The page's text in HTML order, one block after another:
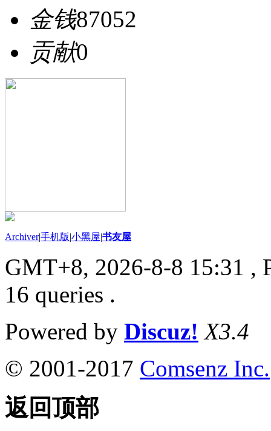
金钱87052
贡献0
Archiver|手机版|小黑屋|书友屋
GMT+8, 2026-8-8 15:31 ,
16 queries .
Powered by Discuz! X3.4
© 2001-2017 Comsenz Inc.
返回顶部